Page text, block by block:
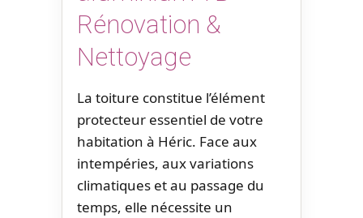
Rénovation &
Nettoyage
La toiture constitue l’élément
protecteur essentiel de votre
habitation à Héric. Face aux
intempéries, aux variations
climatiques et au passage du
temps, elle nécessite un